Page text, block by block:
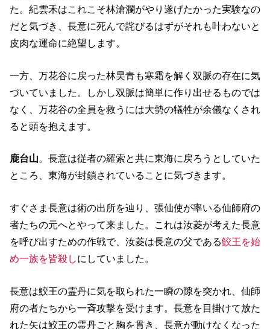
た。紀雲禾はこれこそ林滄瀾がやり遂げたかった実験なの
だと気づき、長意に死んで詫びるはずがそれも叶わないと
皮肉な運命に絶望します。
一方、万花谷に戻った林旲青も寒霜を解く双脈の存在に気
づいていました。しかし双脈は簡単に作り出せるものでは
なく、万花谷の全員を救うには大勢の犠牲が余儀なくされ
ると頭を抱えます。
鹿台山。長意は従者の羅索と共に東海に戻ろうとしていた
ところ、東海が封鎖されていることに気づきます。
すぐさま長意は術の出所を辿り、張仙使が率いる仙師府の
者たちの元へとやって来ました。これは汝菱が考えた長意
を呼び出すための作戦で、汝菱は長意の父である鮫王を始
め一族を皆殺しにしていました。
長意は鮫王の霊丹に気を取られた一瞬の隙を突かれ、仙師
府の者たちから一斉攻撃を受けます。長意を目掛けて放た
れた矢は鮫王の霊丹ごと胸を貫き、長意が動けなくなった